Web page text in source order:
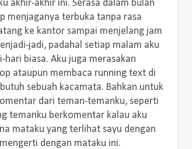
akhir-akhir ini. Serasa dalam bulan
menjaganya terbuka tanpa rasa
ke kantor sampai menjelang jam
jadi, padahal setiap malam aku
biasa. Aku juga merasakan
ataupun membaca running text di
sebuah kacamata. Bahkan untuk
dari teman-temanku, seperti
temanku berkomentar kalau aku
mataku yang terlihat sayu dengan
dengan mataku ini.